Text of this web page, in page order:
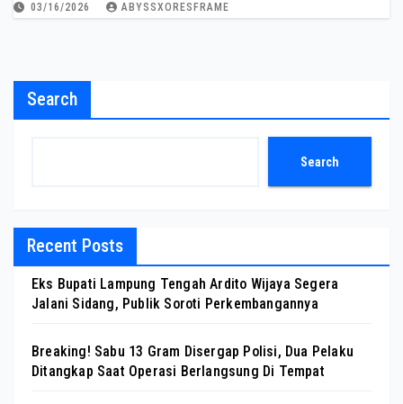
03/16/2026 ABYSSXORESFRAME
Search
Search
Recent Posts
Eks Bupati Lampung Tengah Ardito Wijaya Segera
Jalani Sidang, Publik Soroti Perkembangannya
Breaking! Sabu 13 Gram Disergap Polisi, Dua Pelaku
Ditangkap Saat Operasi Berlangsung Di Tempat